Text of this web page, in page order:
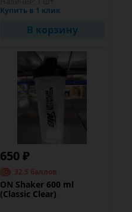
Купить в 1 клик
В корзину
650 ₽
32.5 баллов
ON Shaker 600 ml
(Classic Clear)